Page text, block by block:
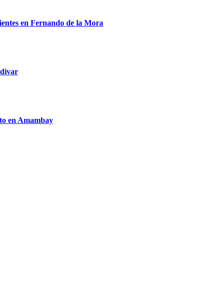
en Fernando de la Mora
en Amambay